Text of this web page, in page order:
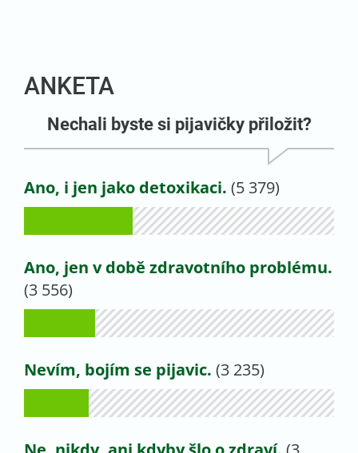
ANKETA
Nechali byste si pijavičky přiložit?
Ano, i jen jako detoxikaci. (5 379)
Ano, jen v době zdravotního problému.
(3 556)
Nevím, bojím se pijavic. (3 235)